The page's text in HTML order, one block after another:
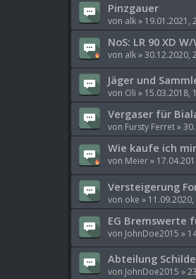
Pinzgauer
von alk» 19.01.2021,
NoS: LR 90 XD
von alk»30.12.2020,
Jäger und
von Oli » 15.03.2018,
Vergaser für
von Fursty Ferret»
Wie kaufe ich
von Meier»
Versteigerung
von oke »
EG Bremswerte
von JohnDoe2015 »
Abteilung
von JohnDoe2015 »